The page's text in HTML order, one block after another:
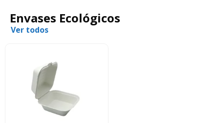
Envases Ecológicos
Ver todos